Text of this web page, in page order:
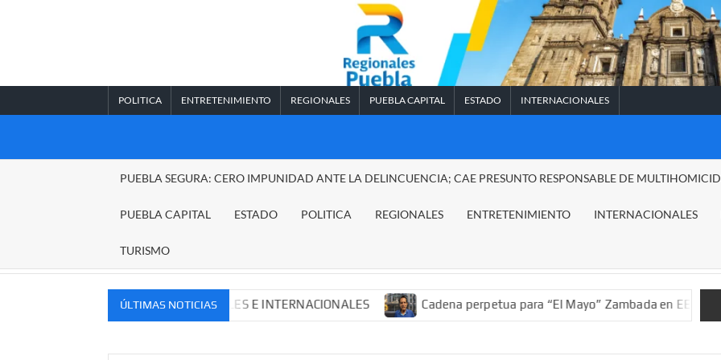
POLITICA ENTRETENIMIENTO REGIONALES PUEBLA CAPITAL ESTADO INTERNACIONALES
REGIONALES
PUEBLA SEGURA: CERO IMPUNIDAD ANTE LA DELINCUENCIA; CAE PRESUNTO RESPONSABLE DE
PUEBLA CAPITAL ESTADO POLITICA REGIONALES ENTRETENIMIENTO INTERNACIONALES
TURISMO
ÚLTIMAS NOTICIAS
MERCADOS NACIONALES E INTERNACIONALES Cadena perpetua para “El Mayo” Zambada en EE.UU.; ordenan